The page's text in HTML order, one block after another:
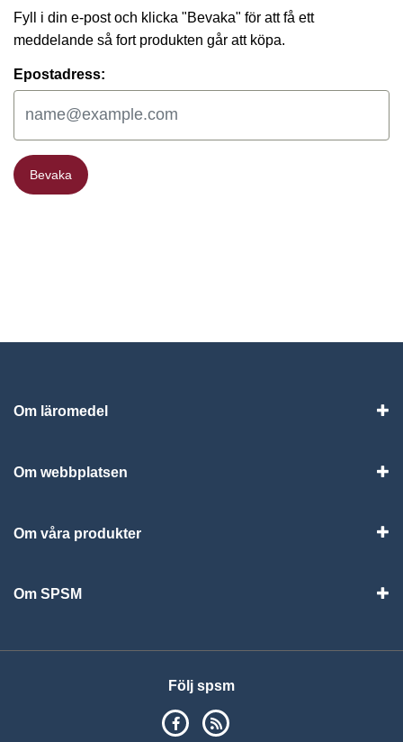
Fyll i din e-post och klicka "Bevaka" för att få ett
meddelande så fort produkten går att köpa.
Epostadress:
Bevaka
Bevaka
Om läromedel
Om webbplatsen
Om våra produkter
Om SPSM
Följ spsm
SPSM på Facebook